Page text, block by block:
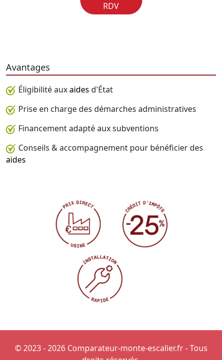
RDV
Avantages
Éligibilité auxaides d'État
Prise en charge des démarches administratives
Financement adapté aux subventions
Conseils & accompagnement pour bénéficier des
aides
© 2023 - 2026 Comparateur-monte-escalier.fr - Tous